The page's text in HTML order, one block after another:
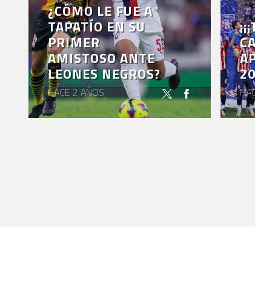
¿CÓMO LE FUE A
TAPATÍO EN SU
PRIMER
AMISTOSO ANTE
LEONES NEGROS?
HACE 2 AÑOS